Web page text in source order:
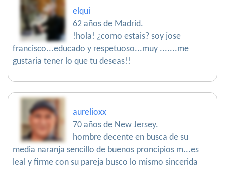
elqui
62 años de Madrid.
!hola! ¿como estais? soy jose
francisco...educado y respetuoso...muy .......me
gustaria tener lo que tu deseas!!
aurelioxx
70 años de New Jersey.
hombre decente en busca de su
media naranja sencillo de buenos proncipios m...es
leal y firme con su pareja busco lo mismo sincerida